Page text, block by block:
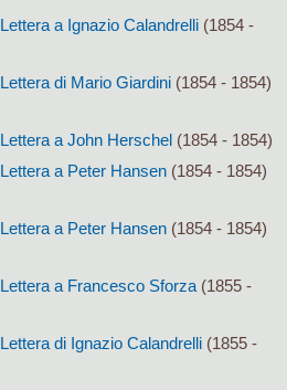
Lettera a Ignazio Calandrelli (1854 -
Lettera di Mario Giardini (1854 - 1854)
Lettera a John Herschel (1854 - 1854)
Lettera a Peter Hansen (1854 - 1854)
Lettera a Peter Hansen (1854 - 1854)
Lettera a Francesco Sforza (1855 -
Lettera di Ignazio Calandrelli (1855 -